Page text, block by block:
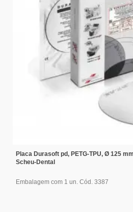
Placa Durasoft pd, PETG-TPU, Ø 125
Scheu-Dental
Embalagem com 1 un. Cód. 3387